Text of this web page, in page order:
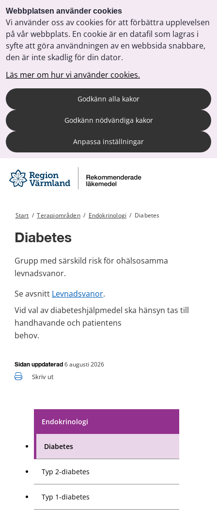
Webbplatsen använder cookies
Vi använder oss av cookies för att förbättra upplevelsen
på vår webbplats. En cookie är en datafil som lagras i
syfte att göra användningen av en webbsida snabbare,
den är inte skadlig för din dator.
Läs mer om hur vi använder cookies.
Godkänn alla kakor
Godkänn nödvändiga kakor
Anpassa inställningar
Start / Terapiområden / Endokrinologi / Diabetes
Endokrinologi
Diabetes
Typ 2-diabetes
Typ 1-diabetes
Diabetes
Grupp med särskild risk för ohälsosamma
levnadsvanor.
Se avsnitt Levnadsvanor.
Vid val av diabeteshjälpmedel ska hänsyn tas till
handhavande och patientens
behov.
Sidan uppdaterad 6 augusti 2026
Skriv ut